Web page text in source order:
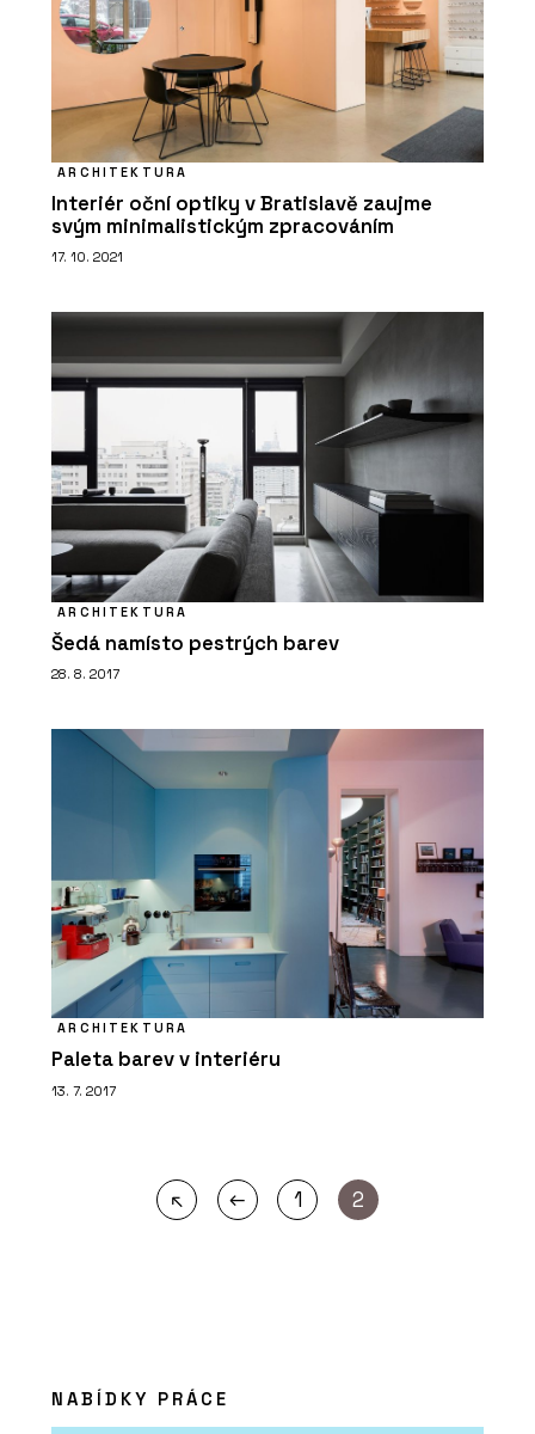
ARCHITEKTURA
Interiér oční optiky v Bratislavě zaujme
svým minimalistickým zpracováním
17. 10. 2021
ARCHITEKTURA
Šedá namísto pestrých barev
28. 8. 2017
ARCHITEKTURA
Paleta barev v interiéru
13. 7. 2017
↖ ← 1 2
NABÍDKY PRÁCE